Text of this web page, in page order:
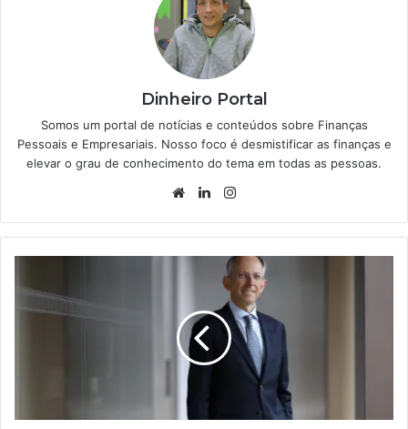
Dinheiro Portal
Somos um portal de notícias e conteúdos sobre Finanças
Pessoais e Empresariais. Nosso foco é desmistificar as finanças e
elevar o grau de conhecimento do tema em todas as pessoas.
WebsiteLinkedin